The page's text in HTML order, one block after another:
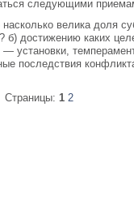
следующими
велика доля
б) достижению каких
установки,
последствия
Страницы: 1 2